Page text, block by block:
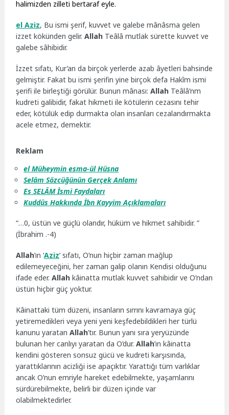
halimizden zilleti bertaraf eyle.
el Aziz, Bu ismi şerif, kuvvet ve galebe mânâsma gelen
izzet kökünden gelir.Allah Teâlâ mutlak sürette kuvvet ve
galebe sâhibidir.
İzzet sıfatı, Kur’an da birçok yerlerde azab âyetleri bahsinde
gelmiştir. Fakat bu ismi şerifin yine birçok defa Hakîm ismi
şerifi ile birleştiği görülür. Bunun mânası:Allah Teâlâ’nm
kudreti galibidir, fakat hikmeti ile kötülerin cezasını tehir
eder, kötülük edip durmakta olan insanları cezalandırmakta
acele etmez, demektir.
Reklam
el Müheyminesma-ül Hüsna
Selâm Sözcüğünün Gerçek Anlamı
Es SELÂM İsmi Faydaları
Kuddûs Hakkında İbn Kayyim Açıklamaları
“…0, üstün ve güçlü olandır, hüküm ve hikmet sahibidir. ”
(İbrahim .-4)
Allah’ın ‘Aziz’ sıfatı, O’nun hiçbir zaman mağlup
edilemeyeceğini, her zaman galip olanın Kendisi olduğunu
ifade eder.Allah kâinatta mutlak kuvvet sahibidir ve O’ndan
üstün hiçbir güç yoktur.
Kâinattaki tüm düzeni, insanların sırrını kavramaya güç
yetiremedikleri veya yeni yeni keşfedebildikleri her türlü
kanunu yaratanAllah’tır. Bunun yanı sıra yeryüzünde
bulunan her canlıyı yaratan da O’dur.Allah’ın kâinatta
kendini gösteren sonsuz gücü ve kudreti karşısında,
yarattıklarının acizliği ise apaçıktır. Yarattığı tüm varlıklar
ancak O’nun emriyle hareket edebilmekte, yaşamlarını
sürdürebilmekte, belirli bir düzen içinde var
olabilmektedirler.